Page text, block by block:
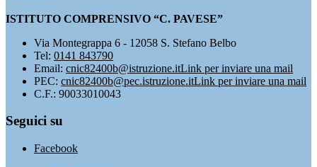
ISTITUTO COMPRENSIVO “C. PAVESE”
Via Montegrappa 6 - 12058 S. Stefano Belbo
Tel: 0141 843790
Email: cnic82400b@istruzione.itLink per inviare una mail
PEC: cnic82400b@pec.istruzione.itLink per inviare una mail
C.F.: 90033010043
Seguici su
Facebook